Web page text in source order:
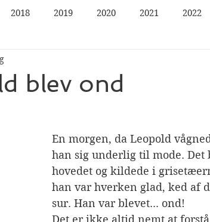
2018 2019 2020 2021 2022
blev ond
En morgen, da Leopold
han sig underlig til mode. Det
hovedet og kildede i
han var hverken glad, ked af
sur. Han var blevet... ond!
Det er ikke altid nemt at